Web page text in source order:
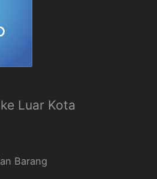
Luar Kota
Barang